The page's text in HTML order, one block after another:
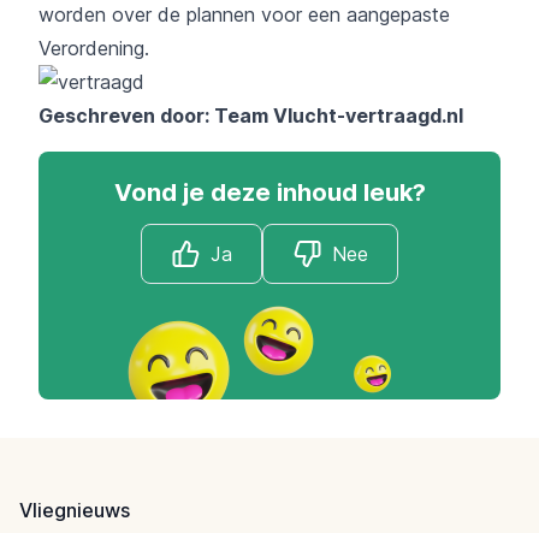
worden over de plannen voor een aangepaste
Verordening.
Geschreven door: Team Vlucht-vertraagd.nl
Vond je deze inhoud leuk?
Ja Nee
Vliegnieuws